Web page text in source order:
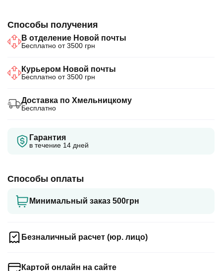
Способы получения
В отделение Новой почты
Бесплатно от 3500 грн
Курьером Новой почты
Бесплатно от 3500 грн
Доставка по Хмельницкому
Бесплатно
Гарантия
в течение 14 дней
Способы оплаты
Минимальный заказ 500грн
Безналичный расчет (юр. лицо)
Картой онлайн на сайте